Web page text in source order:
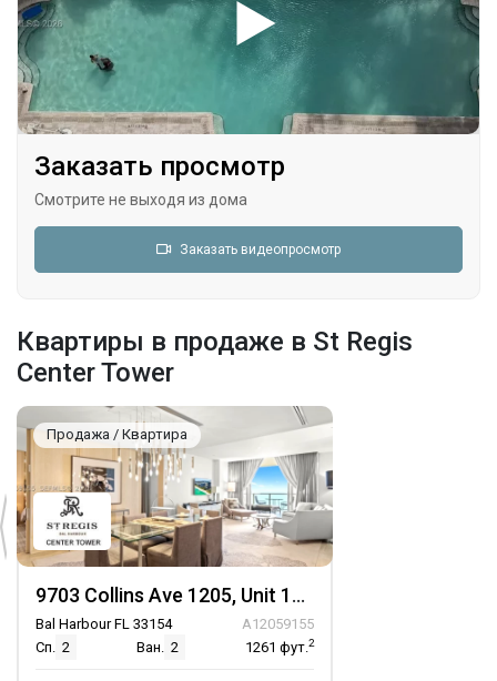
Заказать просмотр
Смотрите не выходя из дома
Заказать видеопросмотр
Квартиры в продаже в St Regis
Center Tower
Продажа / Квартира
9703 Collins Ave 1205, Unit 1205
Bal Harbour FL 33154
A12059155
Сп. 2 Ван. 2 1261 фут.2